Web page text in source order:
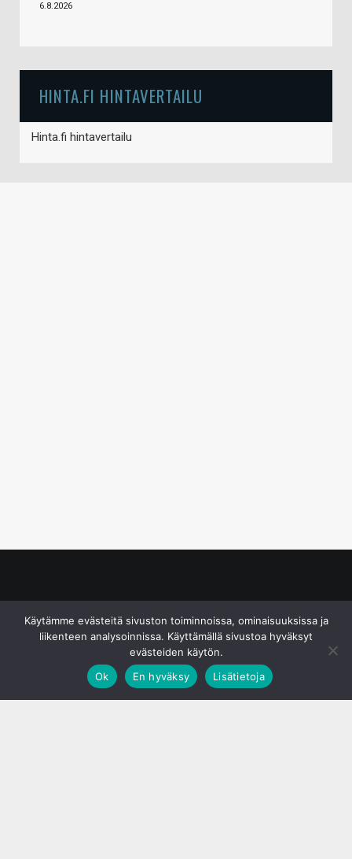
6.8.2026
HINTA.FI HINTAVERTAILU
Hinta.fi hintavertailu
Käytämme evästeitä sivuston toiminnoissa, ominaisuuksissa ja
liikenteen analysoinnissa. Käyttämällä sivustoa hyväksyt
evästeiden käytön.
Ok
En hyväksy Lisätietoja